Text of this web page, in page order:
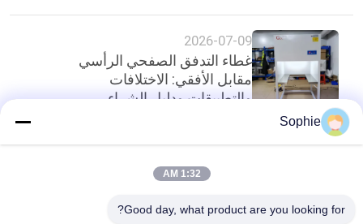
2026-07-09
غطاء التدفق الصفحي الرأسي
مقابل الأفقي: الاختلافات
والتطبيقات ودليل الشراء
أعلى
Sophie
1:32 AM
Good day, what product are you looking for?